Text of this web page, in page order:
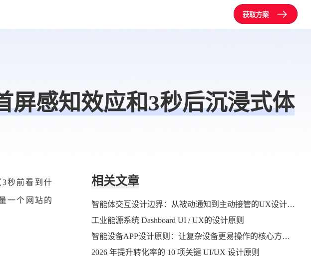
获取方案
屏感知效应和3秒后沉浸式体
秒前看到什
一个网站的
相关文章
智能体交互设计边界：从被动通知到主动接管的UX设计原则
工业能源系统 Dashboard UI / UX的设计原则
智能设备APP设计原则：让复杂设备更易操作的核心方法论
2026 年提升转化率的 10 项关键 UI/UX 设计原则